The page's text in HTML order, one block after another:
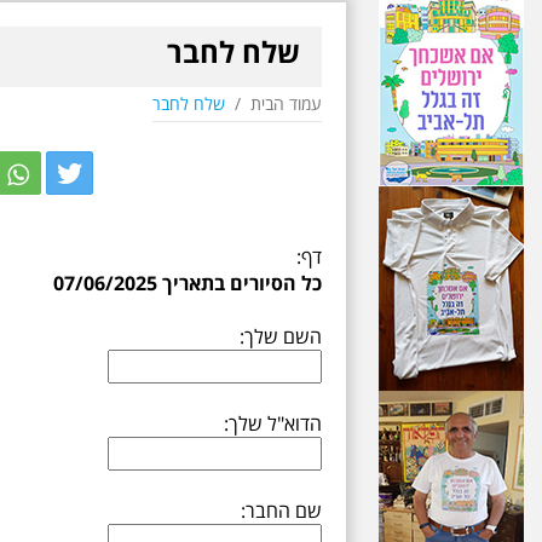
שלח לחבר
עמוד הבית / שלח לחבר
דף:
כל הסיורים בתאריך 07/06/2025
השם שלך:
הדוא"ל שלך:
שם החבר: